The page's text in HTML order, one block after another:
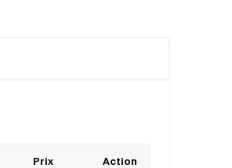
Prix Action